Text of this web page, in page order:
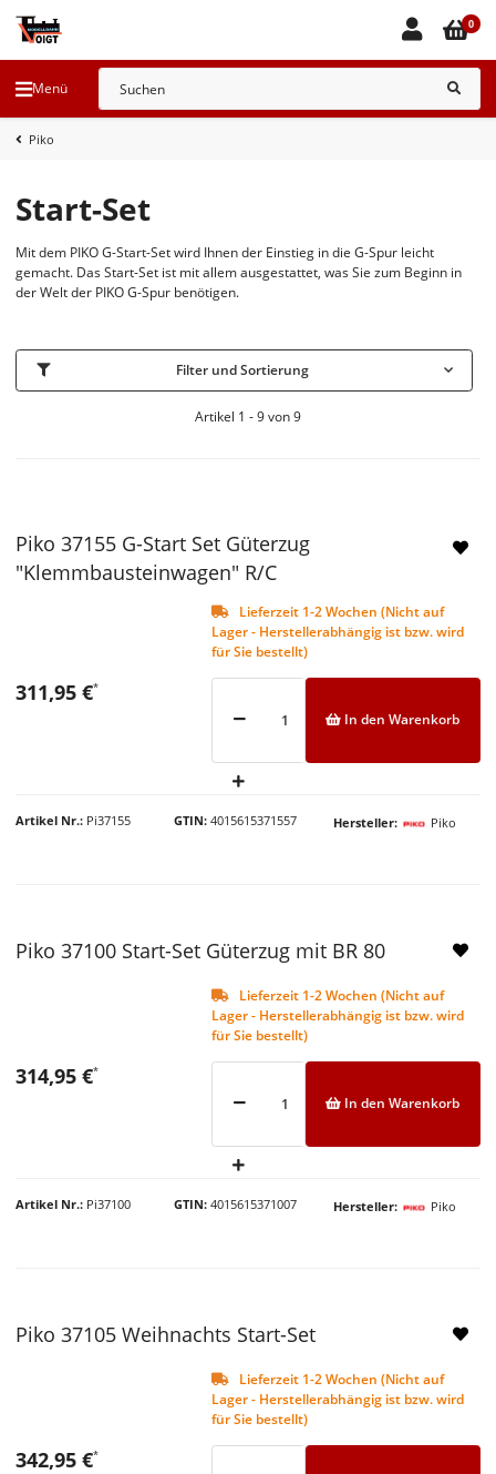
Menü
0
Piko
Start-Set
Mit dem PIKO G-Start-Set wird Ihnen der Einstieg in die G-Spur leicht
gemacht. Das Start-Set ist mit allem ausgestattet, was Sie zum Beginn in
der Welt der PIKO G-Spur benötigen.
Filter und Sortierung
Artikel 1 - 9 von 9
Piko 37155 G-Start Set Güterzug
"Klemmbausteinwagen" R/C
Lieferzeit 1-2 Wochen (Nicht auf
Lager - Herstellerabhängig ist bzw. wird
für Sie bestellt)
Artikel Nr. Pi37155 GTIN 4015615371557 Hersteller Piko
311,95 €*
In den Warenkorb
Piko 37100 Start-Set Güterzug mit BR 80
Lieferzeit 1-2 Wochen (Nicht auf
Lager - Herstellerabhängig ist bzw. wird
für Sie bestellt)
Artikel Nr. Pi37100 GTIN 4015615371007 Hersteller Piko
314,95 €*
In den Warenkorb
Piko 37105 Weihnachts Start-Set
Lieferzeit 1-2 Wochen (Nicht auf
Lager - Herstellerabhängig ist bzw. wird
für Sie bestellt)
342,95 €*